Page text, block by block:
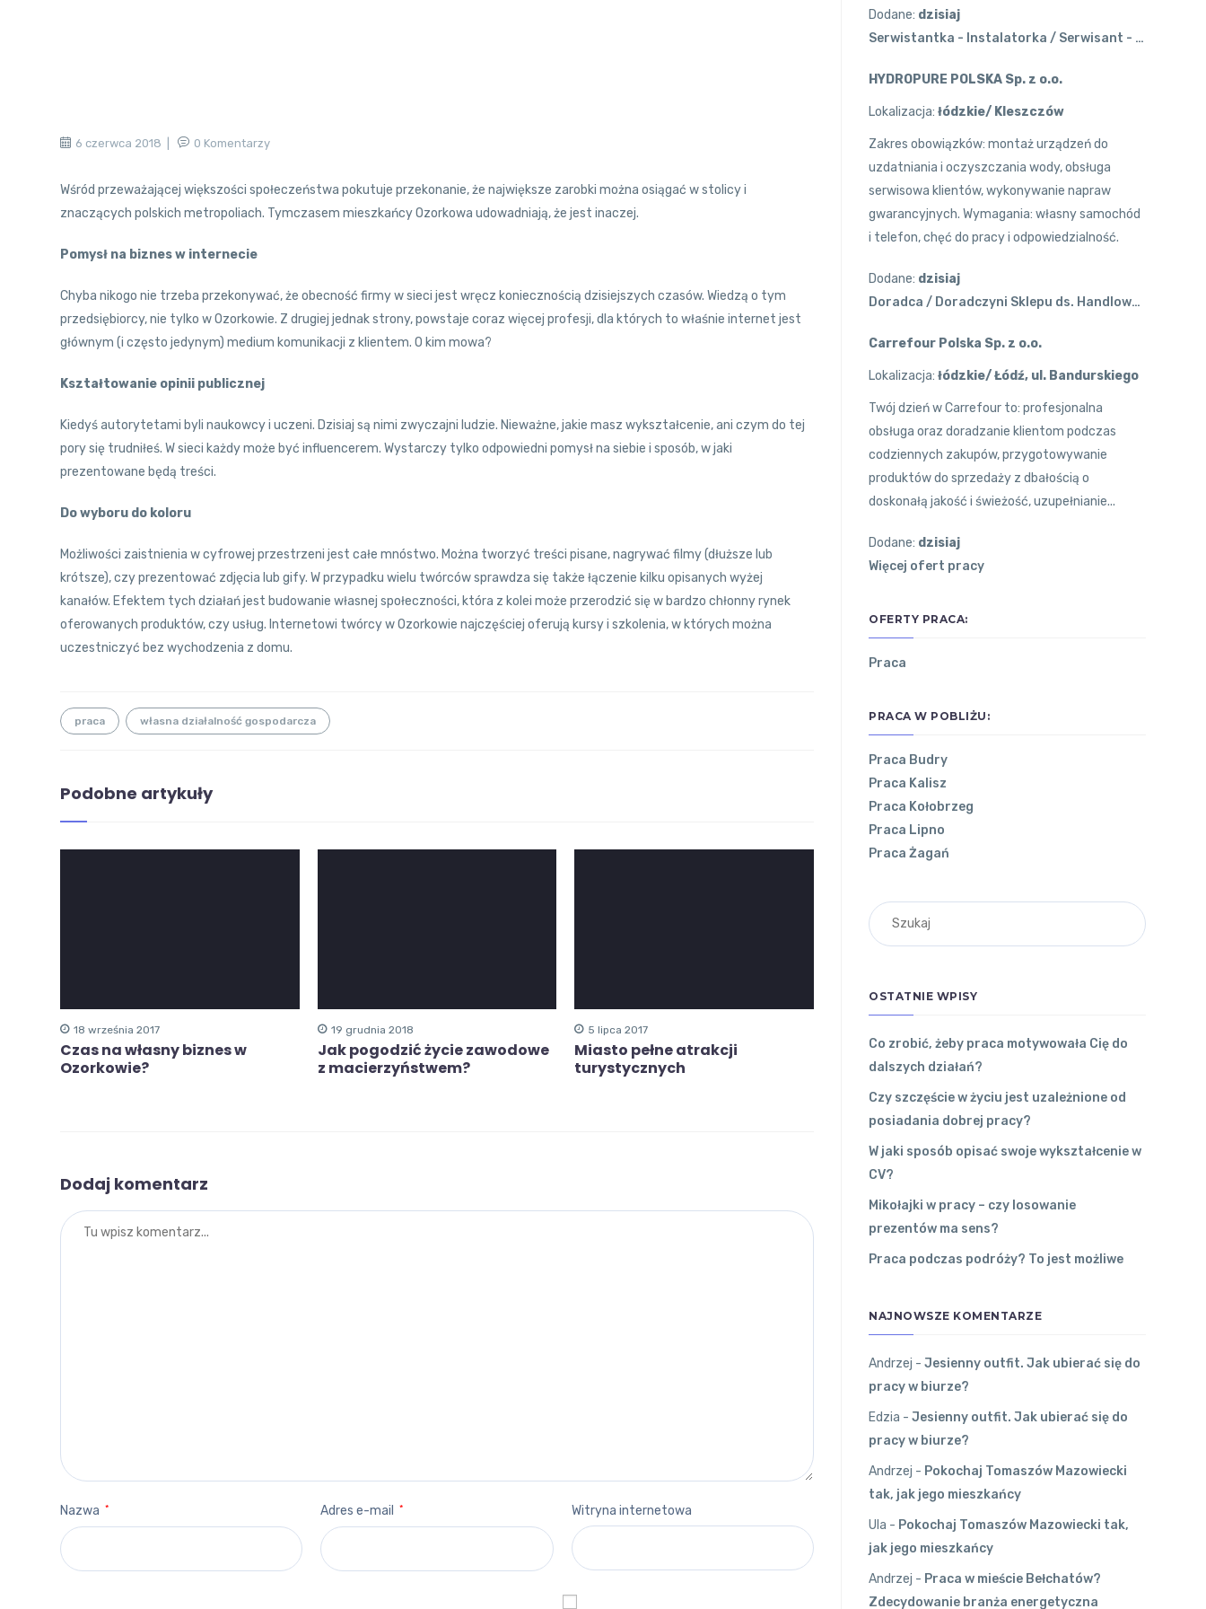
6 czerwca 2018 0 Komentarzy
Wśród przeważającej większości społeczeństwa pokutuje przekonanie, że największe zarobki można osiągać w stolicy i
znaczących polskich metropoliach. Tymczasem mieszkańcy Ozorkowa udowadniają, że jest inaczej.
Pomysł na biznes w internecie
Chyba nikogo nie trzeba przekonywać, że obecność firmy w sieci jest wręcz koniecznością dzisiejszych czasów. Wiedzą o tym
przedsiębiorcy, nie tylko w Ozorkowie. Z drugiej jednak strony, powstaje coraz więcej profesji, dla których to właśnie internet jest
głównym (i często jedynym) medium komunikacji z klientem. O kim mowa?
Kształtowanie opinii publicznej
Kiedyś autorytetami byli naukowcy i uczeni. Dzisiaj są nimi zwyczajni ludzie. Nieważne, jakie masz wykształcenie, ani czym do tej
pory się trudniłeś. W sieci każdy może być influencerem. Wystarczy tylko odpowiedni pomysł na siebie i sposób, w jaki
prezentowane będą treści.
Do wyboru do koloru
Możliwości zaistnienia w cyfrowej przestrzeni jest całe mnóstwo. Można tworzyć treści pisane, nagrywać filmy (dłuższe lub
krótsze), czy prezentować zdjęcia lub gify. W przypadku wielu twórców sprawdza się także łączenie kilku opisanych wyżej
kanałów. Efektem tych działań jest budowanie własnej społeczności, która z kolei może przerodzić się w bardzo chłonny rynek
oferowanych produktów, czy usług. Internetowi twórcy w Ozorkowie najczęściej oferują kursy i szkolenia, w których można
uczestniczyć bez wychodzenia z domu.
praca własna działalność gospodarcza
Podobne artykuły
18 września 2017
Czas na własny biznes w
Ozorkowie?
19 grudnia 2018
Jak pogodzić życie zawodowe
z macierzyństwem?
5 lipca 2017
Miasto pełne atrakcji
turystycznych
Dodaj komentarz
Nazwa * Adres e-mail * Witryna internetowa
Dodane: dzisiaj
Serwistantka - Instalatorka / Serwisant - Instalator Urządzeń do Uzdatniania Wody
HYDROPURE POLSKA Sp. z o.o.
Lokalizacja:łódzkie/ Kleszczów
Zakres obowiązków: montaż urządzeń do
uzdatniania i oczyszczania wody, obsługa
serwisowa klientów, wykonywanie napraw
gwarancyjnych. Wymagania: własny samochód
i telefon, chęć do pracy i odpowiedzialność.
Dodane: dzisiaj
Doradca / Doradczyni Sklepu ds. Handlowych
Carrefour Polska Sp. z o.o.
Lokalizacja:łódzkie/ Łódź, ul. Bandurskiego
Twój dzień w Carrefour to: profesjonalna
obsługa oraz doradzanie klientom podczas
codziennych zakupów, przygotowywanie
produktów do sprzedaży z dbałością o
doskonałą jakość i świeżość, uzupełnianie...
Dodane: dzisiaj
Więcej ofert pracy
OFERTY PRACA:
Praca
PRACA W POBLIŻU:
Praca Budry
Praca Kalisz
Praca Kołobrzeg
Praca Lipno
Praca Żagań
OSTATNIE WPISY
Co zrobić, żeby praca motywowała Cię do
dalszych działań?
Czy szczęście w życiu jest uzależnione od
posiadania dobrej pracy?
W jaki sposób opisać swoje wykształcenie w
CV?
Mikołajki w pracy – czy losowanie
prezentów ma sens?
Praca podczas podróży? To jest możliwe
NAJNOWSZE KOMENTARZE
Andrzej -Jesienny outfit. Jak ubierać się do
pracy w biurze?
Edzia -Jesienny outfit. Jak ubierać się do
pracy w biurze?
Andrzej - Pokochaj Tomaszów Mazowiecki
tak, jak jego mieszkańcy
Ula - Pokochaj Tomaszów Mazowiecki tak,
jak jego mieszkańcy
Andrzej - Praca w mieście Bełchatów?
Zdecydowanie branża energetyczna